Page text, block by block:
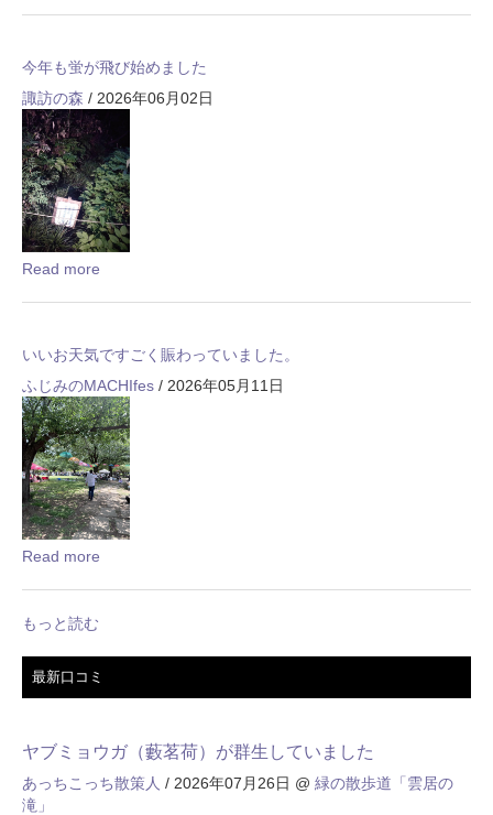
今年も蛍が飛び始めました
諏訪の森 / 2026年06月02日
Read more
いいお天気ですごく賑わっていました。
ふじみのMACHIfes / 2026年05月11日
Read more
もっと読む
最新口コミ
ヤブミョウガ（藪茗荷）が群生していました
あっちこっち散策人 / 2026年07月26日 @ 緑の散歩道「雲居の
滝」